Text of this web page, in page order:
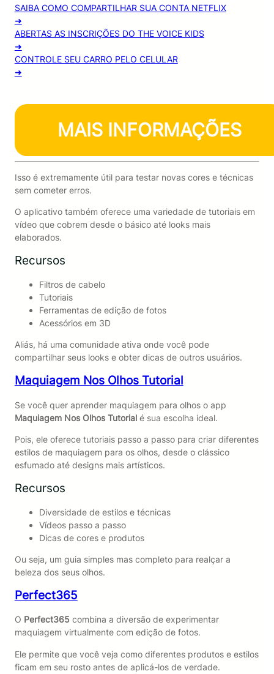
SAIBA COMO COMPARTILHAR SUA CONTA NETFLIX
➜
ABERTAS AS INSCRIÇÕES DO THE VOICE KIDS
➜
CONTROLE SEU CARRO PELO CELULAR
➜
MAIS INFORMAÇÕES
Isso é extremamente útil para testar novas cores e técnicas
sem cometer erros.
O aplicativo também oferece uma variedade de tutoriais em
vídeo que cobrem desde o básico até looks mais
elaborados.
Recursos
Filtros de cabelo
Tutoriais
Ferramentas de edição de fotos
Acessórios em 3D
Aliás, há uma comunidade ativa onde você pode
compartilhar seus looks e obter dicas de outros usuários.
Maquiagem Nos Olhos Tutorial
Se você quer aprender maquiagem para olhos o app
Maquiagem Nos Olhos Tutorialé sua escolha ideal.
Pois, ele oferece tutoriais passo a passo para criar diferentes
estilos de maquiagem para os olhos, desde o clássico
esfumado até designs mais artísticos.
Recursos
Diversidade de estilos e técnicas
Vídeos passo a passo
Dicas de cores e produtos
Ou seja, um guia simples mas completo para realçar a
beleza dos seus olhos.
Perfect365
O Perfect365 combina a diversão de experimentar
maquiagem virtualmente com edição de fotos.
Ele permite que você veja como diferentes produtos e estilos
ficam em seu rosto antes de aplicá-los de verdade.